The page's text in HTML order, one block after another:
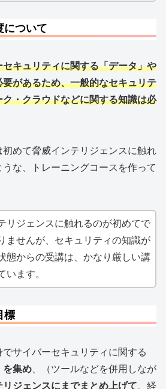
について
キュリティに関する「データ」や
があるため、一般的なセキュリテ
・クラウドなどに関する知識は必
めて脅威インテリジェンスに触れ
な、トレーニングコースを作って
リジェンスに触れるのが初めてで
ませんが、セキュリティの知識が
態からの受講は、かなり厳しい講
います。
標
サイバーセキュリティに関する
を集め 、（ツールなどを併用しなが
リジェンスにまでまとめ上げて 、経